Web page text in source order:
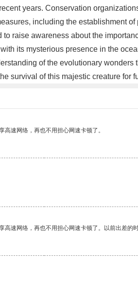
years. Conservation
including the establishment
raise awareness about the
its mysterious presence in the
of the evolutionary
survival of this majestic creature for
速网络，再也不用担心网速卡顿了。
速网络，再也不用担心网速卡顿了。以前出差的